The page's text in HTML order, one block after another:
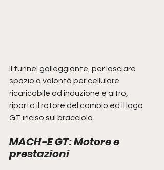
Il tunnel galleggiante, per lasciare
spazio a volontà per cellulare
ricaricabile ad induzione e altro,
riporta il rotore del cambio ed il logo
GT inciso sul bracciolo.
MACH-E GT: Motore e
prestazioni